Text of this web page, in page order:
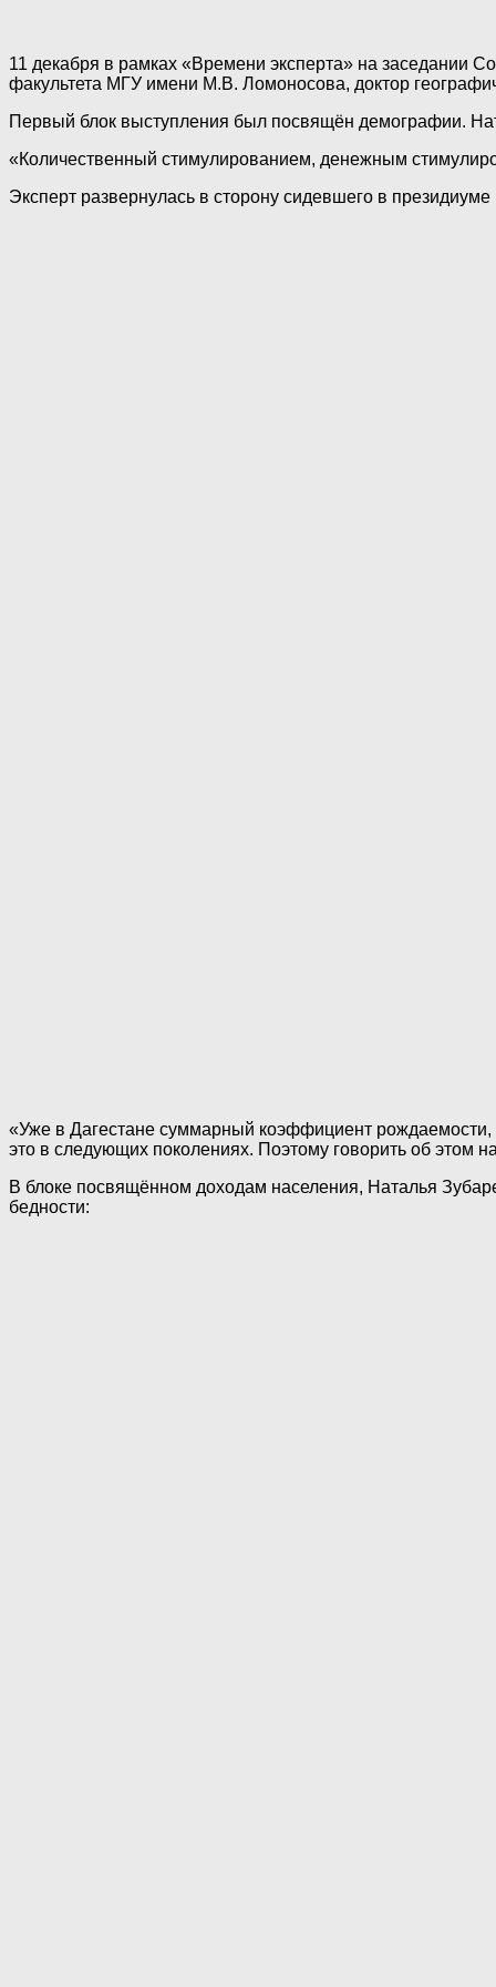
11 декабря в рамках «Времени эксперта» на заседании
факультета МГУ имени М.В. Ломоносова, доктор
Первый блок выступления был посвящён демографии.
«Количественный стимулированием, денежным
Эксперт развернулась в сторону сидевшего в
«Уже в Дагестане суммарный коэффициент
это в следующих поколениях. Поэтому говорить об этом
В блоке посвящённом доходам населения, Наталья
бедности: